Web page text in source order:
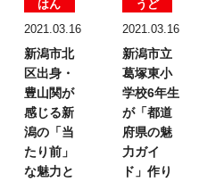
はん
2021.03.16
新潟市北
区出身・
豊山関が
感じる新
潟の 「当
たり前」
な魅力と
うど
2021.03.16
新潟市立
葛塚東小
学校6年生
が「都道
府県の魅
力ガイ
ド」 作り